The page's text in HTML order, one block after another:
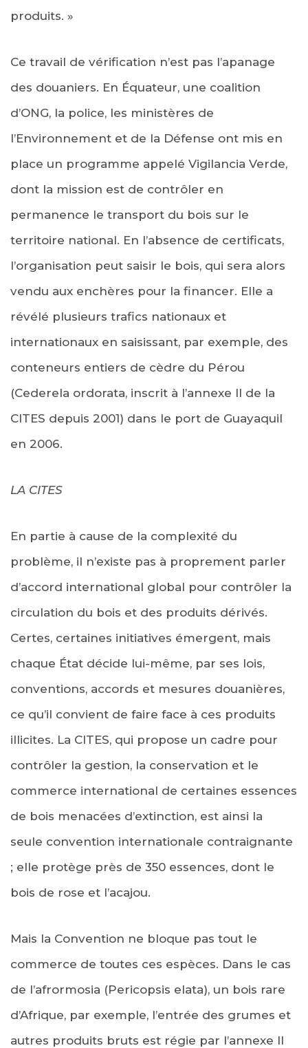
produits. »
Ce travail de vérification n’est pas l’apanage
des douaniers. En Équateur, une coalition
d’ONG, la police, les ministères de
l’Environnement et de la Défense ont mis en
place un programme appelé Vigilancia Verde,
dont la mission est de contrôler en
permanence le transport du bois sur le
territoire national. En l’absence de certificats,
l’organisation peut saisir le bois, qui sera alors
vendu aux enchères pour la financer. Elle a
révélé plusieurs trafics nationaux et
internationaux en saisissant, par exemple, des
conteneurs entiers de cèdre du Pérou
(Cederela ordorata, inscrit à l’annexe II de la
CITES depuis 2001) dans le port de Guayaquil
en 2006.
LA CITES
En partie à cause de la complexité du
problème, il n’existe pas à proprement parler
d’accord international global pour contrôler la
circulation du bois et des produits dérivés.
Certes, certaines initiatives émergent, mais
chaque État décide lui-même, par ses lois,
conventions, accords et mesures douanières,
ce qu’il convient de faire face à ces produits
illicites. La CITES, qui propose un cadre pour
contrôler la gestion, la conservation et le
commerce international de certaines essences
de bois menacées d’extinction, est ainsi la
seule convention internationale contraignante
; elle protège près de 350 essences, dont le
bois de rose et l’acajou.
Mais la Convention ne bloque pas tout le
commerce de toutes ces espèces. Dans le cas
de l’afrormosia (Pericopsis elata), un bois rare
d’Afrique, par exemple, l’entrée des grumes et
autres produits bruts est régie par l’annexe II